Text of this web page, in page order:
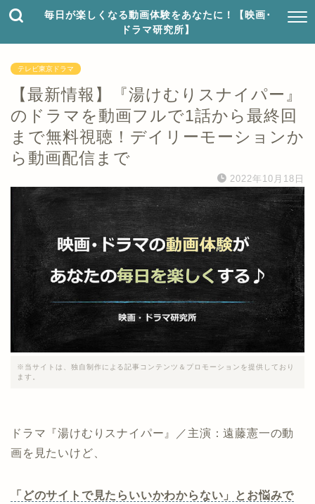
毎日が楽しくなる動画体験をあなたに！【映画･
ドラマ研究所】
テレビ東京ドラマ
【最新情報】『湯けむりスナイパー』
のドラマを動画フルで1話から最終回
まで無料視聴！デイリーモーションか
ら動画配信まで
2022年10月18日
※当サイトは、独自制作による記事コンテンツ＆プロモーションを提供しており
ます。
ドラマ『湯けむりスナイパー』／主演：遠藤憲一の動
画を見たいけど、
「どのサイトで見たらいいかわからない」とお悩みで